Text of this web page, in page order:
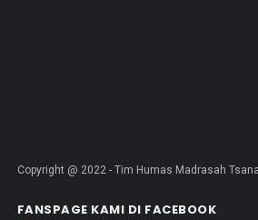
Copyright @ 2022 - Tim Humas Madrasah
FANSPAGE KAMI DI FACEBOOK